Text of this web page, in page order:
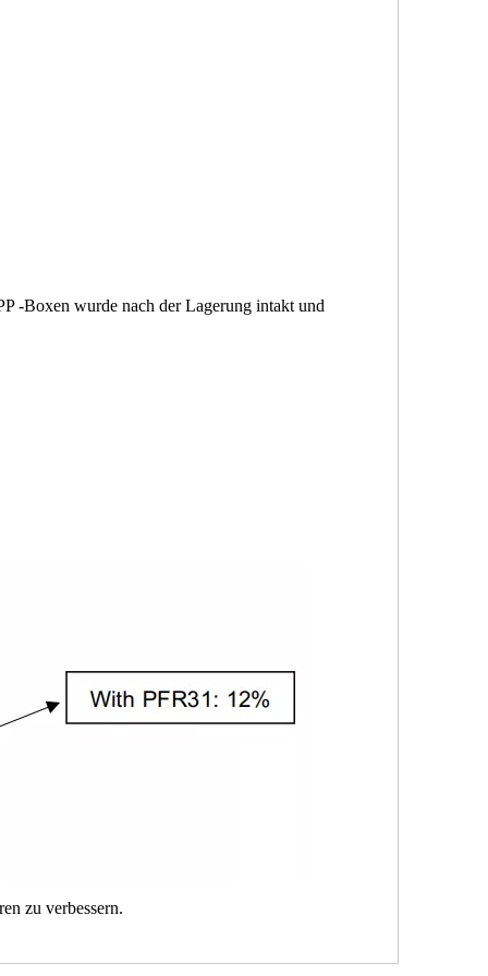
-Boxen wurde nach der Lagerung intakt und
zu verbessern.